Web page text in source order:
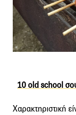
10 old school
Χαρακτηριστική